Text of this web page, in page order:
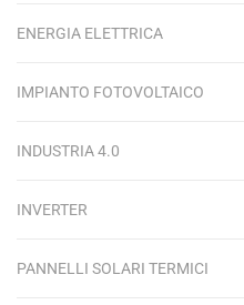
ENERGIA ELETTRICA
IMPIANTO FOTOVOLTAICO
INDUSTRIA 4.0
INVERTER
PANNELLI SOLARI TERMICI